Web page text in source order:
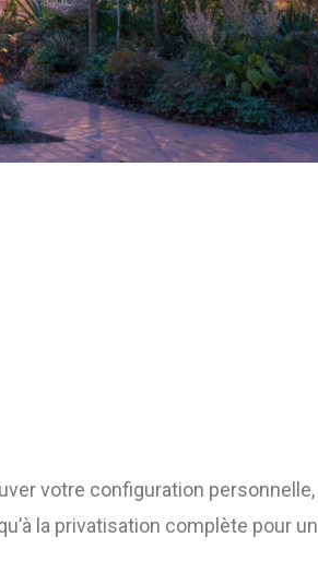
votre configuration personnelle,
la privatisation complète pour un